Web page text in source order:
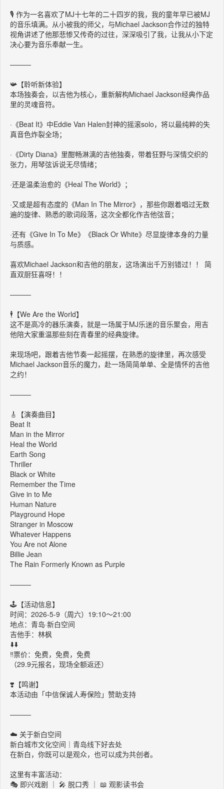
🎙️ 作为一名喜欢了MJ十七年的二十四岁的我，我的童年早已被MJ
的音乐填满。从小被我的师父，与Michael Jackson合作过的独特
视角讲述了他那悲惨又传奇的过往，深深吸引了我，让我从小下定
决心要为音乐奉献一生。
———
📯【聆听新体验】
本场独奏会，以吉他为核心，重新解构Michael Jackson经典作品
里的灵魂音符。
·《Beat It》中Eddie Van Halen封神的摇滚solo，将以最纯粹的失
真音色炸裂全场；
·《Dirty Diana》里酣畅淋漓的吉他独奏，带着狂野与深情交织的
张力，用琴弦诉说无尽情绪；
·还是温柔治愈的《Heal The World》；
·又或是超有态度的《Man In The Mirror》，那些你跟着唱过无数
遍的旋律、熟悉的歌词段落，这次全都化作吉他弦音；
·还有《Give In To Me》《Black Or White》尽显旋律本身的力量
与质感。
喜欢Michael Jackson和吉他的朋友，这场演出千万别错过！！ 简
直双厨狂喜呀！！
———
🕴️【We Are the World】
这不是高冷的器乐演奏，就是一场属于MJ乐迷的音乐聚会，用吉
他陪大家重温那些刻在青春里的经典旋律。
来现场吧，跟着吉他节奏一起摇摆，在熟悉的旋律里，再次感受
Michael Jackson音乐的魔力，赴一场简简单单、全是情怀的吉他
之约！
———
🎸【演奏曲目】
Beat It
Man in the Mirror
Heal the World
Earth Song
Thriller
Black or White
Remember the Time
Give in to Me
Human Nature
Playground Hope
Stranger in Moscow
Whatever Happens
You Are not Alone
Billie Jean
The Rain Formerly Known as Purple
———
🕹️【活动信息】
时间：2026-5-9（周六）19:10～21:00
地点：青岛·新白空间
吉他手：林枫
⬇️⬇️
‼️票价：免费，免费，免费
（29.9元报名，现场全额返还）
❣️【鸣谢】
本活动由「中信保诚人寿保险」赞助支持
———
☁️ 关于新白空间
新白城市文化空间｜青岛线下好去处
在新白，你既可以是观众，也可以成为共创者。
这里有丰富活动：
🎭 即兴戏剧 ｜ 🎤 脱口秀 ｜ 📖 观影读书会